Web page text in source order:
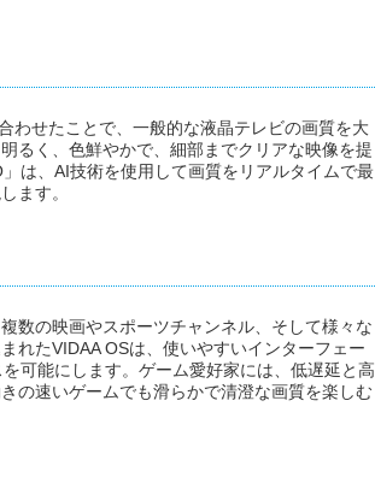
わせたことで、一般的な液晶テレビの画質を大
るく、色鮮やかで、細部までクリアな映像を提
は、AI技術を使用して画質をリアルタイムで最
ます。
数の映画やスポーツチャンネル、そして様々な
れたVIDAA OSは、使いやすいインターフェー
可能にします。ゲーム愛好家には、低遅延と高
の速いゲームでも滑らかで清澄な画質を楽しむ